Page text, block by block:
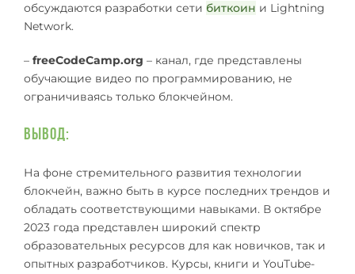
обсуждаются разработки сети биткоин и Lightning
Network.
– freeCodeCamp.org – канал, где представлены
обучающие видео по программированию, не
ограничиваясь только блокчейном.
Вывод:
На фоне стремительного развития технологии
блокчейн, важно быть в курсе последних трендов и
обладать соответствующими навыками. В октябре
2023 года представлен широкий спектр
образовательных ресурсов для как новичков, так и
опытных разработчиков. Курсы, книги и YouTube-